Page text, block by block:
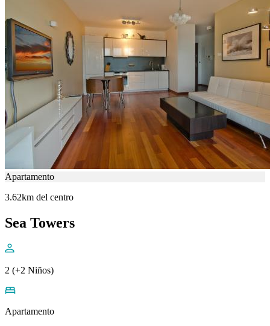
Apartamento
3.62km del centro
Sea Towers
2 (+2 Niños)
Apartamento